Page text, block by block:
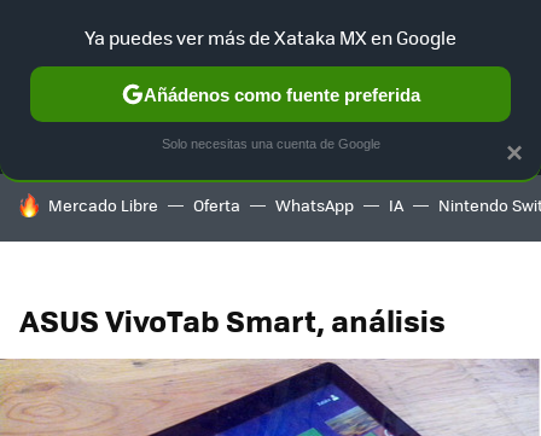
MENÚ NUEVO
GAMING HOME AUTO
HOY SE HABLA DE
Mercado Libre Oferta WhatsApp IA Nintendo
ASUS VivoTab Smart, análisis
×
Ya puedes ver más de Xataka MX en Google
Añádenos como fuente preferida
Solo necesitas una cuenta de Google